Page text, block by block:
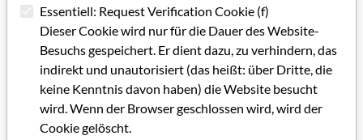
eine ähnliche Initiative in der Schweiz die nationale Ebene. Im
Oktober 2009 gründete sich in Zürich der Verband
Kreativwirtschaft Schweiz. Gerade in Zürich bestreitet die
Branche mit mehr als acht Prozent einen beachtlichen Teil der
Gesamtbeschäftigung. Mit der Verbandsgründung wollen die
Initiatoren dem Wirtschaftszweig zu neuem
Selbstverständnis verhelfen und die Rahmenbedingungen
Essentiell: Request Verification Cookie (f)
Dieser Cookie wird nur für die Dauer des Website-
Besuchs gespeichert. Er dient dazu, zu verhindern, das
indirekt und unautorisiert (das heißt: über Dritte, die
keine Kenntnis davon haben) die Website besucht
wird. Wenn der Browser geschlossen wird, wird der
Cookie gelöscht.